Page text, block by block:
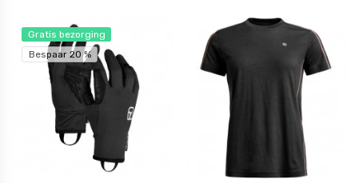
Gratis bezorging
Bespaar 20 %